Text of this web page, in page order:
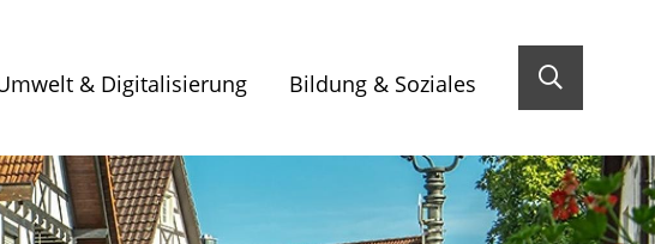
& Digitalisierung Bildung & Soziales